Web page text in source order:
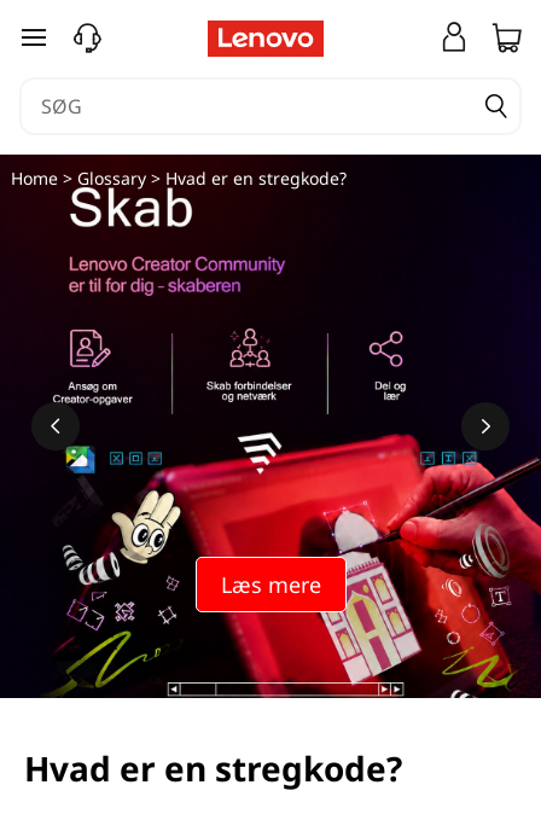
spring til hovedindhold
Læs mere
Home> Glossary> Hvad er en stregkode?
Hvad er en stregkode?